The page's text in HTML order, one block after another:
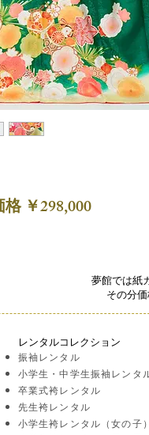
￥298,000
夢館では紙
その分
レンタルコレクション
振袖レンタル
小学生・中学生振袖レンタ
卒業式袴レンタル
先生袴レンタル
小学生袴レンタル（女の子）